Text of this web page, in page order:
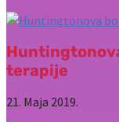
terapije
21. Maja 2019.